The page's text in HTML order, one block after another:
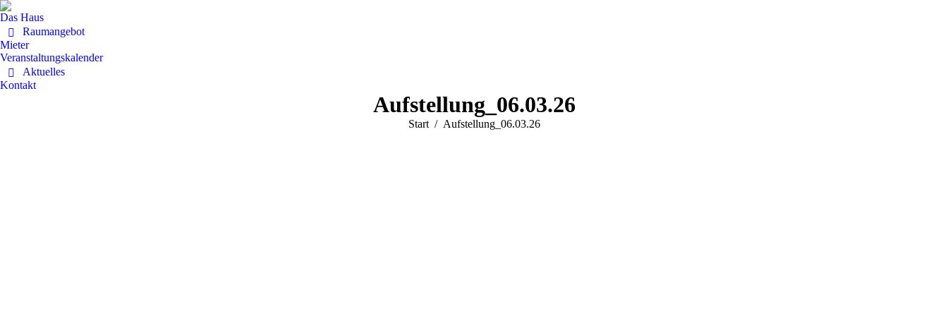
Das Haus
Raumangebot
Mieter
Veranstaltungskalender
Aktuelles
Kontakt
Aufstellung_06.03.26
Sie befinden sich hier:
Start Aufstellung_06.03.26